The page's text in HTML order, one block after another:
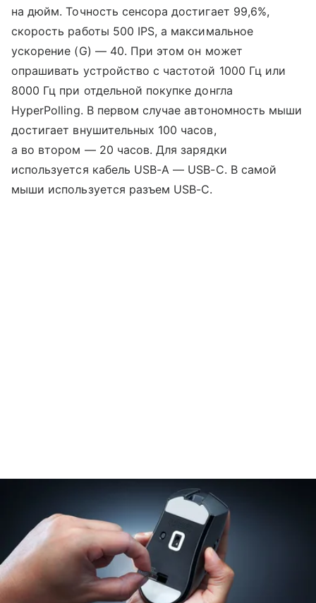
на дюйм. Точность сенсора достигает 99,6%,
скорость работы 500 IPS, а максимальное
ускорение (G) — 40. При этом он может
опрашивать устройство с частотой 1000 Гц или
8000 Гц при отдельной покупке донгла
HyperPolling. В первом случае автономность мыши
достигает внушительных 100 часов,
а во втором — 20 часов. Для зарядки
используется кабель USB-A — USB-C. В самой
мыши используется разъем USB-C.